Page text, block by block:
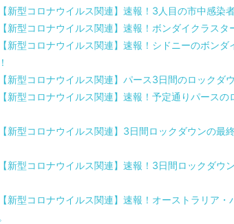
新型コロナウイルス関連】速報！3人目の市中感染
新型コロナウイルス関連】速報！ボンダイクラスタ
新型コロナウイルス関連】速報！シドニーのボン
新型コロナウイルス関連】パース3日間のロックダ
新型コロナウイルス関連】速報！予定通りパース
新型コロナウイルス関連】3日間ロックダウンの最
新型コロナウイルス関連】速報！3日間ロックダウ
新型コロナウイルス関連】速報！オーストラリア